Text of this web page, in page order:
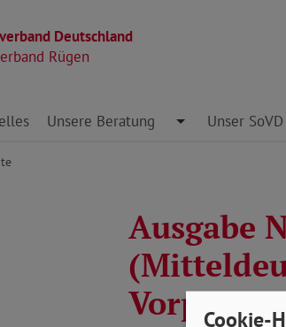
Deutschland
Rügen
zu den Inhalten springen
Unsere Beratung Toggle Dropdown
Unser SoVD
Ausgabe
Cookie-